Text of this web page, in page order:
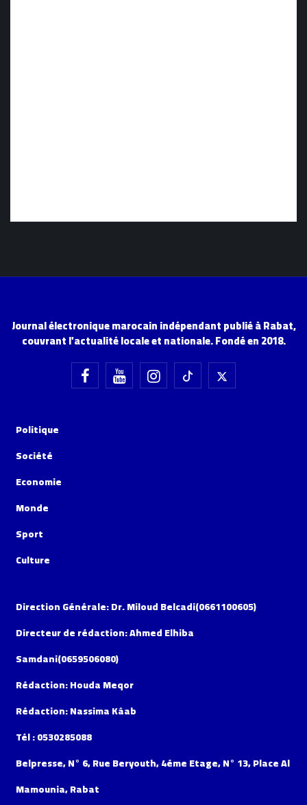
Journal électronique marocain indépendant publié à Rabat,
couvrant l'actualité locale et nationale. Fondé en 2018.
Politique
Société
Economie
Monde
Sport
Culture
Direction Générale: Dr. Miloud Belcadi(0661100605)
Directeur de rédaction: Ahmed Elhiba
Samdani(0659506080)
Rédaction: Houda Meqor
Rédaction: Nassima Kâab
Tél : 0530285088
Belpresse, N° 6, Rue Beryouth, 4éme Etage, N° 13, Place Al
Mamounia, Rabat